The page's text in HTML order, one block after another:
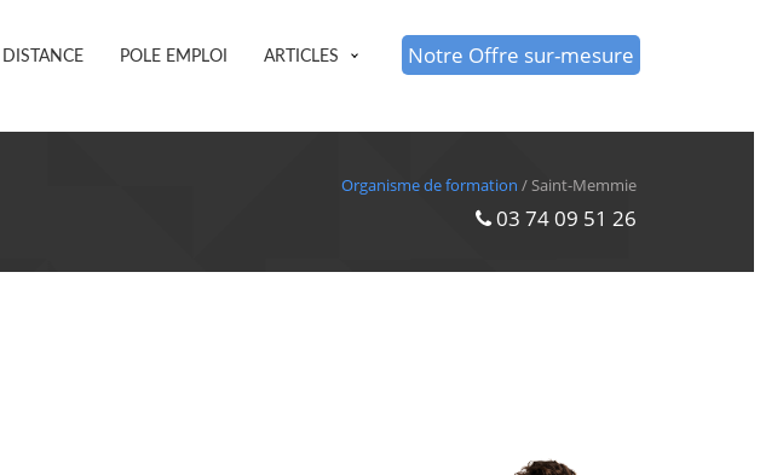
Notre Offre sur-mesure
POLE EMPLOI ARTICLES
Organisme de formation / Saint-Memmie
03 74 09 51 26